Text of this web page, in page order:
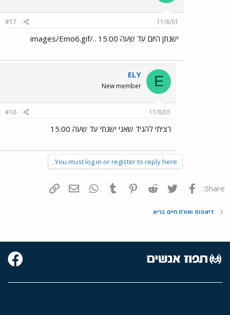
11/8/01
#17
ישנתן היום עד שעה 15:00 ../images/Emo6.gif
E
ELY
New member
11/8/01
#18
רציתי להגיד שאני ישנתי עד שעה 15:00
You must log in or register to reply here.
Share: פייסבוק Twitter
Reddit
Pinterest
Tumblr
WhatsAppדואר אלקטרוני
דיאטות ואורח חיים בריא